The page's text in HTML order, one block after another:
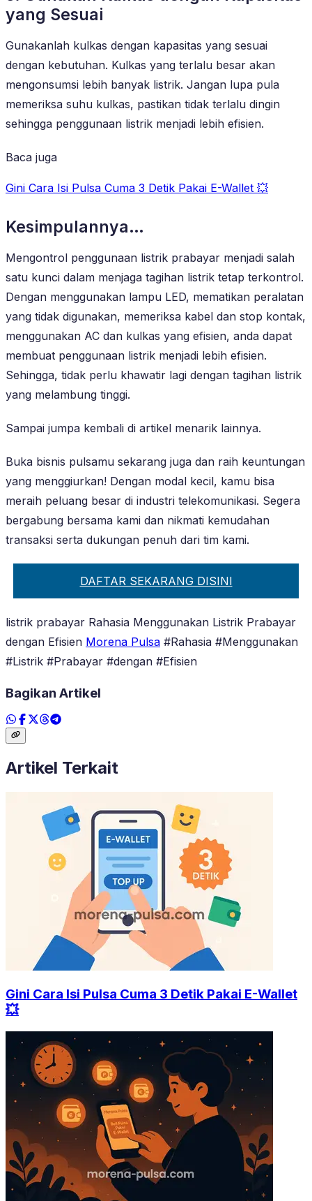
yang Sesuai
Gunakanlah kulkas dengan kapasitas yang sesuai
dengan kebutuhan. Kulkas yang terlalu besar akan
mengonsumsi lebih banyak listrik. Jangan lupa pula
memeriksa suhu kulkas, pastikan tidak terlalu dingin
sehingga penggunaan listrik menjadi lebih efisien.
Baca juga
Gini Cara Isi Pulsa Cuma 3 Detik Pakai E-Wallet 💥
Kesimpulannya…
Mengontrol penggunaan listrik prabayar menjadi salah
satu kunci dalam menjaga tagihan listrik tetap terkontrol.
Dengan menggunakan lampu LED, mematikan peralatan
yang tidak digunakan, memeriksa kabel dan stop kontak,
menggunakan AC dan kulkas yang efisien, anda dapat
membuat penggunaan listrik menjadi lebih efisien.
Sehingga, tidak perlu khawatir lagi dengan tagihan listrik
yang melambung tinggi.
Sampai jumpa kembali di artikel menarik lainnya.
Buka bisnis pulsamu sekarang juga dan raih keuntungan
yang menggiurkan! Dengan modal kecil, kamu bisa
meraih peluang besar di industri telekomunikasi. Segera
bergabung bersama kami dan nikmati kemudahan
transaksi serta dukungan penuh dari tim kami.
DAFTAR SEKARANG DISINI
listrik prabayar Rahasia Menggunakan Listrik Prabayar
dengan Efisien Morena Pulsa #Rahasia #Menggunakan
#Listrik #Prabayar #dengan #Efisien
Bagikan Artikel
Artikel Terkait
Gini Cara Isi Pulsa Cuma 3 Detik Pakai E-Wallet
💥